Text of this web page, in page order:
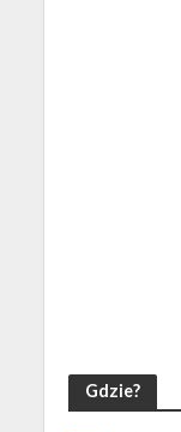
Gdzie?